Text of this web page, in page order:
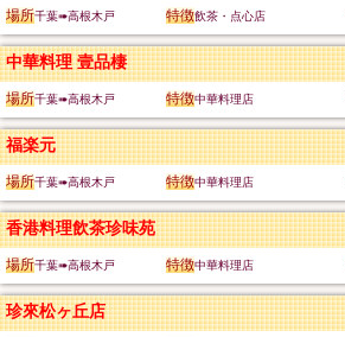
場所千葉➠高根木戸 特徴飲茶・点心店
中華料理 壹品棲
場所千葉➠高根木戸 特徴中華料理店
福楽元
場所千葉➠高根木戸 特徴中華料理店
香港料理飲茶珍味苑
場所千葉➠高根木戸 特徴中華料理店
珍來松ヶ丘店